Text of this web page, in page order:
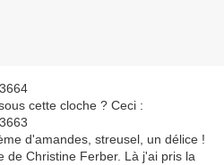
cette cloche ? Ceci :
d'amandes, streusel, un délice !
de Christine Ferber. Là j'ai pris la